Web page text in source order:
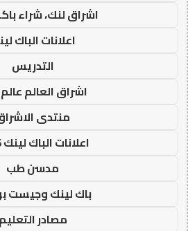
اشراق لنك، شراء
اعلانات الباك
التدريس
اشراق العالم
منتدى
اعلانات الباك لينك 2026
مدسن طب
باك لينك وجيست
مصادر التعليم